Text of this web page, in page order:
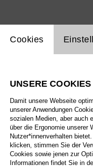
Biographie
Spielplan
Sa 3.10.26
Einstellung Website
Cookies
UNSERE COOKIES
Damit unsere Webseite
unserer Anwendungen
sozialen Medien, aber auch
über die Ergonomie unserer
Nutzer*innenverhalten
klicken, stimmen Sie der
Cookies sowie jenen zur
Informationen findet Sie in